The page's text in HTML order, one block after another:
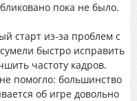
пока не было.
старт из-за проблем с
быстро исправить
частоту кадров.
помогло: большинство
об игре довольно